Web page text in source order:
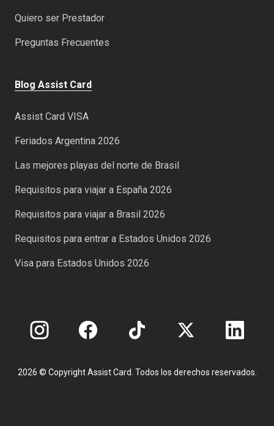
Quiero ser Prestador
Preguntas Frecuentes
Blog Assist Card
Assist Card VISA
Feriados Argentina 2026
Las mejores playas del norte de Brasil
Requisitos para viajar a España 2026
Requisitos para viajar a Brasil 2026
Requisitos para entrar a Estados Unidos 2026
Visa para Estados Unidos 2026
2026 © Copyright Assist Card. Todos los derechos reservados.